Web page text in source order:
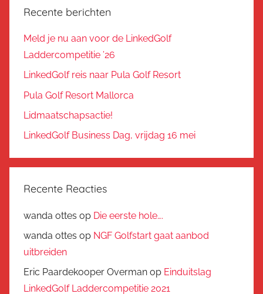
Recente berichten
Meld je nu aan voor de LinkedGolf
Laddercompetitie ’26
LinkedGolf reis naar Pula Golf Resort
Pula Golf Resort Mallorca
Lidmaatschapsactie!
LinkedGolf Business Dag, vrijdag 16 mei
Recente Reacties
wanda ottes op Die eerste hole….
wanda ottes op NGF Golfstart gaat aanbod
uitbreiden
Eric Paardekooper Overman op Einduitslag
LinkedGolf Laddercompetitie 2021